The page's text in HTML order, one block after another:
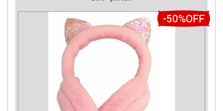
-50%OFF